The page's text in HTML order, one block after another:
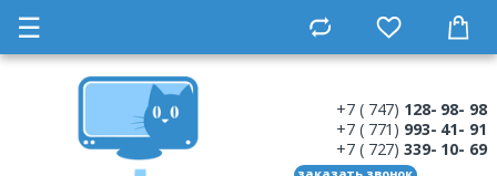
☰
+7 ( 747) 128- 98- 98
+7 ( 771) 993- 41- 91
+7 ( 727) 339- 10- 69